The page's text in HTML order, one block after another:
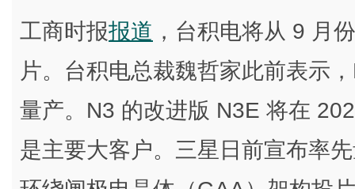
工商时报报道 ，台积电将从 9 月
片。台积电总裁魏哲家此前表示
量产。N3 的改进版 N3E 将在
是主要大客户。三星日前宣布率